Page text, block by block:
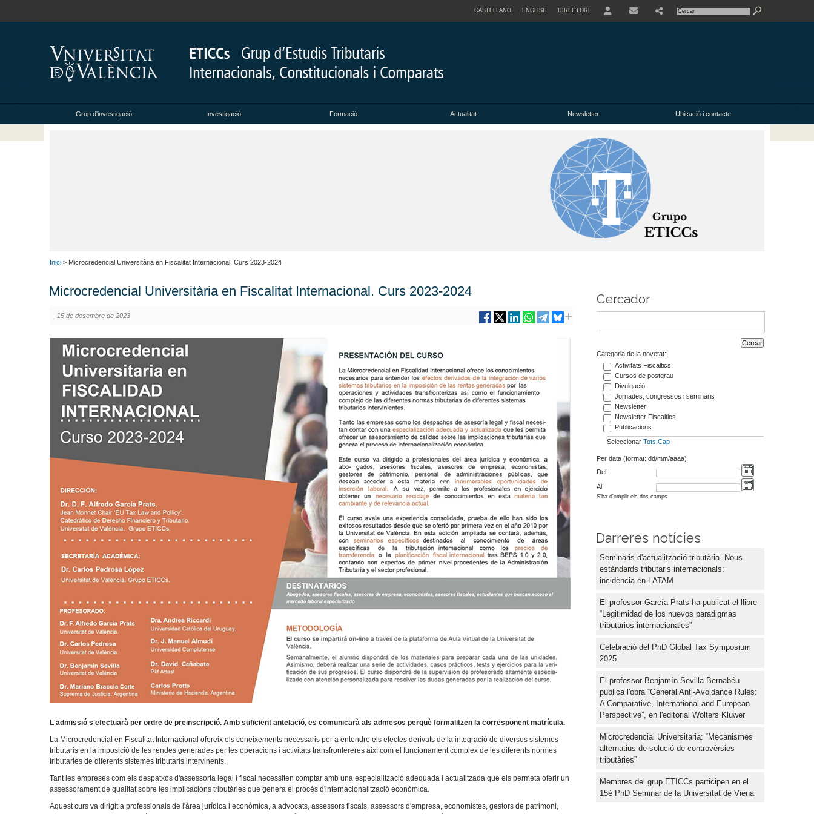
CASTELLANO ENGLISH DIRECTORI
Grup d'investigació Investigació Formació Actualitat Newsletter Ubicació i contacte
Inici > Microcredencial Universitària en Fiscalitat Internacional. Curs 2023-2024
Microcredencial Universitària en Fiscalitat Internacional. Curs 2023-2024
15 de desembre de 2023
L'admissió s'efectuarà per ordre de preinscripció. Amb suficient antelació, es comunicarà als admesos perquè formalitzen la corresponent matrícula.
La Microcredencial en Fiscalitat Internacional ofereix els coneixements necessaris per a entendre els efectes derivats de la integració de diversos sistemes
tributaris en la imposició de les rendes generades per les operacions i activitats transfrontereres així com el funcionament complex de les diferents normes
tributàries de diferents sistemes tributaris intervinents.
Tant les empreses com els despatxos d'assessoria legal i fiscal necessiten comptar amb una especialització adequada i actualitzada que els permeta oferir un
assessorament de qualitat sobre les implicacions tributàries que genera el procés d'internacionalització econòmica.
Aquest curs va dirigit a professionals de l'àrea jurídica i econòmica, a advocats, assessors fiscals, assessors d'empresa, economistes, gestors de patrimoni,
Cercador
Categoria de la novetat:
Activitats Fiscaltics
Cursos de postgrau
Divulgació
Jornades, congressos i seminaris
Newsletter
Newsletter Fiscaltics
Publicacions
Seleccionar Tots Cap
Per data (format: dd/mm/aaaa)
Del
Al
S'ha d'omplir els dos camps
Darreres notícies
Seminaris d'actualització tributària. Nous
estàndards tributaris internacionals:
incidència en LATAM
El professor García Prats ha publicat el llibre
“Legitimidad de los nuevos paradigmas
tributarios internacionales”
Celebració del PhD Global Tax Symposium
2025
El professor Benjamín Sevilla Bernabéu
publica l'obra “General Anti-Avoidance Rules:
A Comparative, International and European
Perspective”, en l'editorial Wolters Kluwer
Microcredencial Universitaria: “Mecanismes
alternatius de solució de controvèrsies
tributàries”
Membres del grup ETICCs participen en el
15é PhD Seminar de la Universitat de Viena